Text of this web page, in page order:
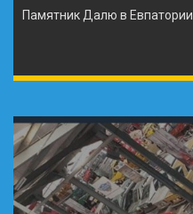
Памятник Далю в Евпатории